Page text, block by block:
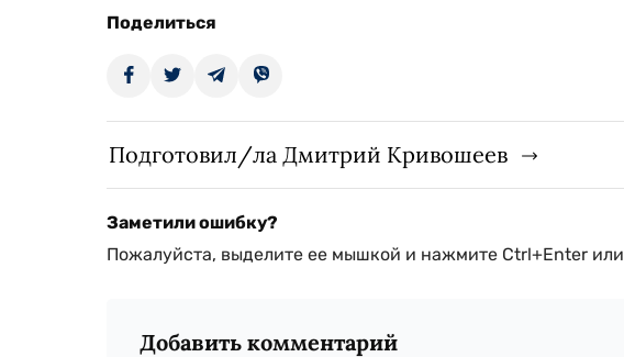
Поделиться
Подготовил/ла Дмитрий Кривошеев
Заметили ошибку?
Пожалуйста, выделите ее мышкой и нажмите Ctrl+Enter или
Добавить комментарий